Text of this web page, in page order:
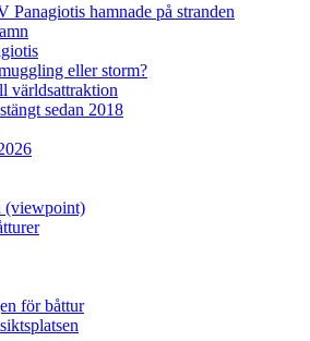
hamnade på stranden
eller storm?
världsattraktion
sedan 2018
(viewpoint)
för båttur